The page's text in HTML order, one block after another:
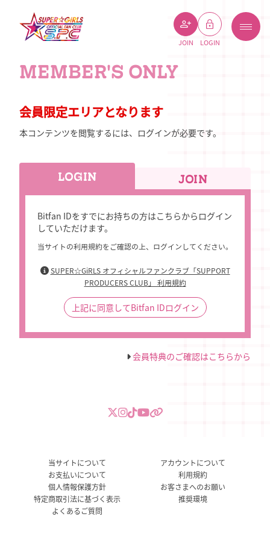
JOIN LOGIN
MEMBER'S ONLY
会員限定エリアとなります
本コンテンツを閲覧するには、ログインが必要です。
LOGIN JOIN
Bitfan IDをすでにお持ちの方はこちらからログイン
していただけます。
当サイトの利用規約をご確認の上、ログインしてください。
SUPER☆GiRLS オフィシャルファンクラブ「SUPPORT
PRODUCERS CLUB」 利用規約
上記に同意してBitfan IDログイン
会員特典のご確認はこちらから
当サイトについて
アカウントについて
お支払いについて
利用規約
個人情報保護方針
お客さまへのお願い
特定商取引法に基づく表示
推奨環境
よくあるご質問